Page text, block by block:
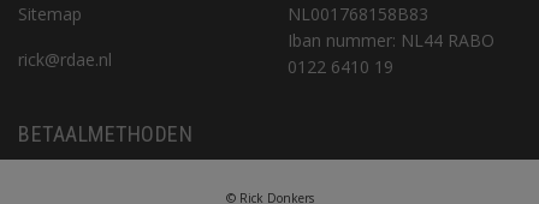
Sitemap
rick@rdae.nl
NL001768158B83
Iban nummer: NL44 RABO
0122 6410 19
BETAALMETHODEN
© Rick Donkers